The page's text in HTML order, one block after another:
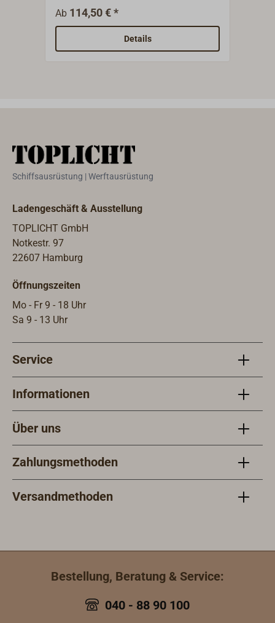
aus handpolierter Gussbronze
hergestellt.Mit schrägen Armen.
Bohrungen in der Grundplatte. Ideal
für moderne Klassiker.
Ab 114,50 € *
Details
Schiffsausrüstung | Werftausrüstung
Ladengeschäft & Ausstellung
TOPLICHT GmbH
Notkestr. 97
22607 Hamburg
Öffnungszeiten
Mo - Fr 9 - 18 Uhr
Sa 9 - 13 Uhr
Service
Informationen
Über uns
Zahlungsmethoden
Versandmethoden
Bestellung, Beratung & Service:
040 - 88 90 100